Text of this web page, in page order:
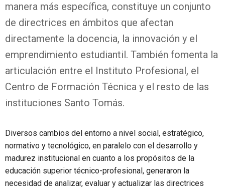
manera más específica, constituye un conjunto
de directrices en ámbitos que afectan
directamente la docencia, la innovación y el
emprendimiento estudiantil. También fomenta la
articulación entre el Instituto Profesional, el
Centro de Formación Técnica y el resto de las
instituciones Santo Tomás.
Diversos cambios del entorno a nivel social, estratégico,
normativo y tecnológico, en paralelo con el desarrollo y
madurez institucional en cuanto a los propósitos de la
educación superior técnico-profesional, generaron la
necesidad de analizar, evaluar y actualizar las directrices